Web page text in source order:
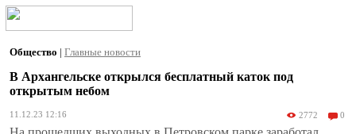
Общество | Главные новости
В Архангельске открылся бесплатный каток под
открытым небом
11.12.23 12:16 2772 0